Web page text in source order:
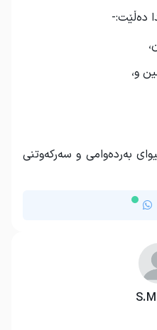
ده‌ڵێت:-
و،
به‌رده‌وامی و سه‌ركه‌وتنی